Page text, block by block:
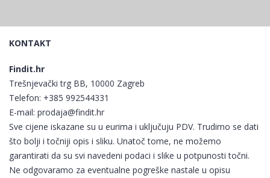
KONTAKT
Findit.hr
Trešnjevački trg BB, 10000 Zagreb
Telefon: +385 992544331
E-mail: prodaja@findit.hr
Sve cijene iskazane su u eurima i uključuju PDV. Trudimo se dati
što bolji i točniji opis i sliku. Unatoč tome, ne možemo
garantirati da su svi navedeni podaci i slike u potpunosti točni.
Ne odgovaramo za eventualne pogreške nastale u opisu